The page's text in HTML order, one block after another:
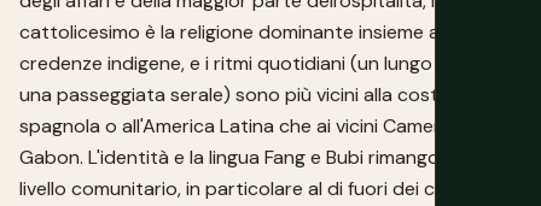
cattolicesimo è la religione dominante insieme alle
credenze indigene, e i ritmi quotidiani (un lungo pranzo,
una passeggiata serale) sono più vicini alla costa
spagnola o all'America Latina che ai vicini Camerun e
Gabon. L'identità e la lingua Fang e Bubi rimangono forti a
livello comunitario, in particolare al di fuori dei circoli